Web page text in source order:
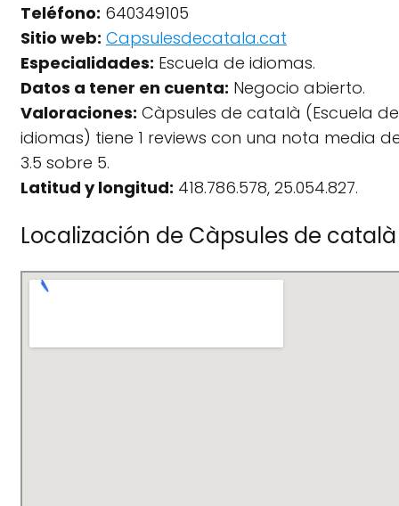
Teléfono: 640349105
Sitio web: Capsulesdecatala.cat
Especialidades: Escuela de idiomas.
Datos a tener en cuenta: Negocio abierto.
Valoraciones: Càpsules de català (Escuela de
idiomas) tiene 1 reviews con una nota media
3.5 sobre 5.
Latitud y longitud: 418.786.578, 25.054.827.
Localización de Càpsules de català